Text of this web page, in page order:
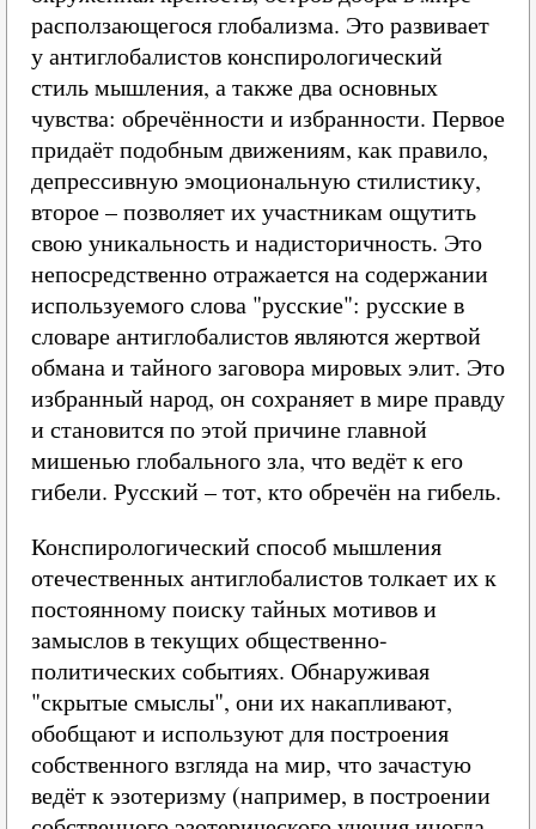
расползающегося глобализма. Это развивает
у антиглобалистов конспирологический
стиль мышления, а также два основных
чувства: обречённости и избранности. Первое
придаёт подобным движениям, как правило,
депрессивную эмоциональную стилистику,
второе – позволяет их участникам ощутить
свою уникальность и надисторичность. Это
непосредственно отражается на содержании
используемого слова "русские": русские в
словаре антиглобалистов являются жертвой
обмана и тайного заговора мировых элит. Это
избранный народ, он сохраняет в мире правду
и становится по этой причине главной
мишенью глобального зла, что ведёт к его
гибели. Русский – тот, кто обречён на гибель.
Конспирологический способ мышления
отечественных антиглобалистов толкает их к
постоянному поиску тайных мотивов и
замыслов в текущих общественно-
политических событиях. Обнаруживая
"скрытые смыслы", они их накапливают,
обобщают и используют для построения
собственного взгляда на мир, что зачастую
ведёт к эзотеризму (например, в построении